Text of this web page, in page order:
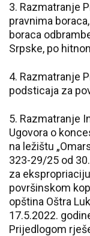
3. Razmatranje
pravnima
boraca
Srpske, po
4. Razmatranje
podsticaja za
5. Razmatranje
Ugovora o
na ležištu
323-29/25 od
za
površinskom
opština Oštra
17.5.2022.
Prijedlogom